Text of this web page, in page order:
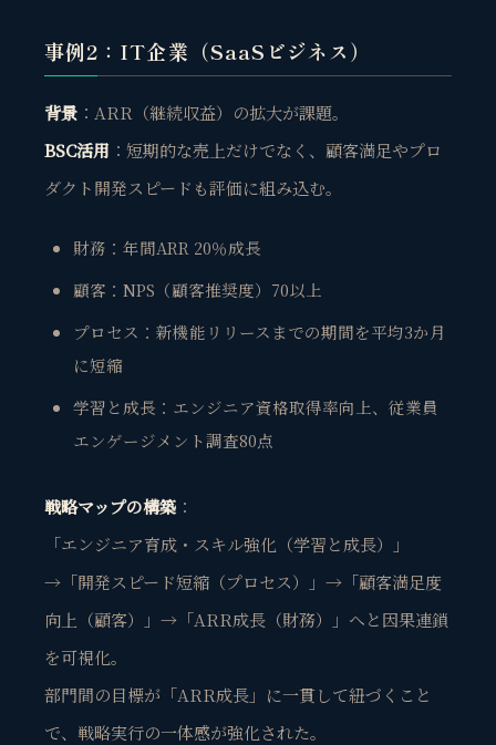
事例2：IT企業（SaaSビジネス）
背景 ：ARR（継続収益）の拡大が課題。
BSC活用 ：短期的な売上だけでなく、顧客満足やプロ
ダクト開発スピードも評価に組み込む。
財務：年間ARR 20％成長
顧客：NPS（顧客推奨度）70以上
プロセス：新機能リリースまでの期間を平均3か月
に短縮
学習と成長：エンジニア資格取得率向上、従業員
エンゲージメント調査80点
戦略マップの構築 ：
「エンジニア育成・スキル強化（学習と成長）」
→「開発スピード短縮（プロセス）」→「顧客満足度
向上（顧客）」→「ARR成長（財務）」へと因果連鎖
を可視化。
部門間の目標が「ARR成長」に一貫して紐づくこと
で、戦略実行の一体感が強化された。